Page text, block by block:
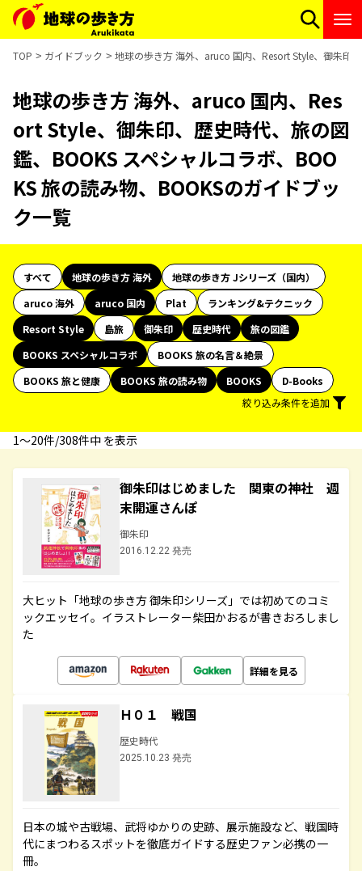
TOP ガイドブック 地球の歩き方 海外、aruco 国内、Resort Style、御朱印
地球の歩き方 海外、aruco 国内、Res
ort Style、御朱印、歴史時代、旅の図
鑑、BOOKS スペシャルコラボ、BOO
KS 旅の読み物、BOOKSのガイドブッ
ク一覧
すべて 地球の歩き方 海外
地球の歩き方 Jシリーズ（国内）
aruco 海外
aruco 国内 Plat
ランキング&テクニック
Resort Style
島旅 御朱印 歴史時代
旅の図鑑
BOOKS スペシャルコラボ
BOOKS 旅の名言＆絶景
BOOKS 旅と健康
BOOKS 旅の読み物 BOOKS
D-Books
絞り込み条件を追加
1〜20件/308件中 を表示
御朱印はじめました 関東の神社 週
末開運さんぽ
御朱印
2016.12.22 発売
大ヒット「地球の歩き方 御朱印シリーズ」では初めてのコミ
ックエッセイ。イラストレーター柴田かおるが書きおろしまし
た
詳細を見る
Ｈ０１ 戦国
歴史時代
2025.10.23 発売
日本の城や古戦場、武将ゆかりの史跡、展示施設など、戦国時
代にまつわるスポットを徹底ガイドする歴史ファン必携の一
冊。